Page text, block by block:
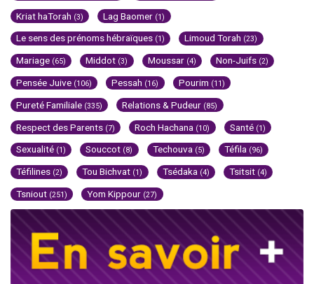
Kriat haTorah (3) Lag Baomer (1)
Le sens des prénoms hébraïques (1) Limoud Torah (23)
Mariage (65) Middot (3) Moussar (4) Non-Juifs (2)
Pensée Juive (106) Pessah (16) Pourim (11)
Pureté Familiale (335) Relations & Pudeur (85)
Respect des Parents (7) Roch Hachana (10) Santé (1)
Sexualité (1) Souccot (8) Techouva (5) Téfila (96)
Téfilines (2) Tou Bichvat (1) Tsédaka (4) Tsitsit (4)
Tsniout (251) Yom Kippour (27)